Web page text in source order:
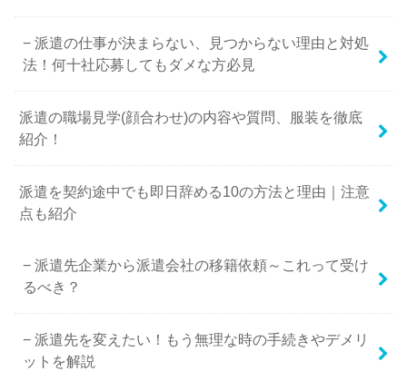
派遣の仕事が決まらない、見つからない理由と対処
法！何十社応募してもダメな方必見
派遣の職場見学(顔合わせ)の内容や質問、服装を徹底
紹介！
派遣を契約途中でも即日辞める10の方法と理由｜注意
点も紹介
派遣先企業から派遣会社の移籍依頼～これって受け
るべき？
派遣先を変えたい！もう無理な時の手続きやデメリ
ットを解説